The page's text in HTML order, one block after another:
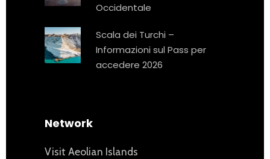
Occidentale
Scala dei Turchi –
Informazioni sul Pass per
accedere 2026
Network
Visit Aeolian Islands